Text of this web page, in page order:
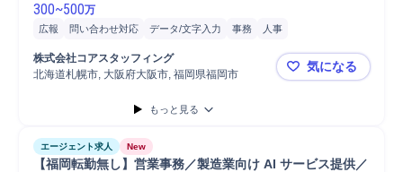
300~500万
広報 問い合わせ対応 データ/文字入力 事務
人事
エリアマネージャー
株式会社コアスタッフィング
北海道札幌市, 大阪府大阪市, 福岡県福岡市
🌸未経験歓
気になる
もっと見る
エージェント求人 New
【福岡転勤無し】営業事務／製造業向け AI サービス提供／